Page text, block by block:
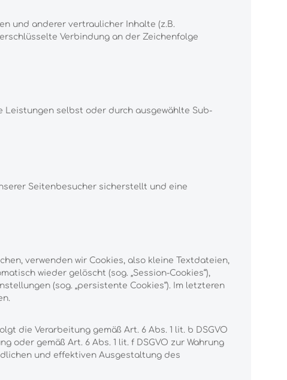
und anderer vertraulicher Inhalte (z.B.
Verbindung an der Zeichenfolge
selbst oder durch ausgewählte Sub-
Seitenbesucher sicherstellt und eine
verwenden wir Cookies, also kleine Textdateien,
wieder gelöscht (sog. „Session-Cookies“),
(sog. „persistente Cookies“). Im letzteren
die Verarbeitung gemäß Art. 6 Abs. 1 lit. b DSGVO
oder gemäß Art. 6 Abs. 1 lit. f DSGVO zur Wahrung
und effektiven Ausgestaltung des